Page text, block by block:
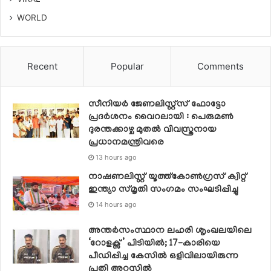
WORLD
Recent Popular Comments
സീനിയര്‍ ജേണലിസ്റ്റ്‌സ് ഫോട്ടോ
പ്രദര്‍ശനം വൈറലായി : പെരുമണ്‍
ദുരന്തക്കാഴ്ച മുതല്‍ വിവസ്ത്രനായ
പ്രധാനമന്ത്രിവരെ
13 hours ago
നാഷണലിസ്റ്റ് യൂത്ത്കോൺഗ്രസ് ക്വിറ്റ്
ഇന്ത്യാ സ്‌മൃതി സംഗമം സംഘടിപ്പിച്ചു
14 hours ago
അന്തർസംസ്ഥാന ലഹരി ശൃംഖലയിലെ
‘റോളക്സ്’ പിടിയിൽ; 17-കാരിയെ
പീഡിപ്പിച്ച കേസിൽ ഒളിവിലായിരുന്ന
പ്രതി അറസ്റ്റിൽ